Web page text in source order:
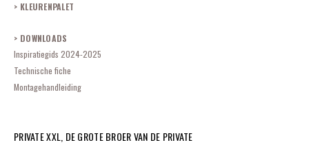
KLEURENPALET
DOWNLOADS
Inspiratiegids 2024-2025
Technische fiche
Montagehandleiding
PRIVATE XXL, DE GROTE BROER VAN DE PRIVATE